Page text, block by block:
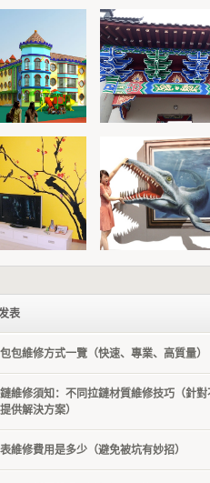
表
包維修方式一覽（快速、專業、高質量）
維修須知：不同拉鏈材質維修技巧（針對
供解決方案）
維修費用是多少（避免被坑有妙招）